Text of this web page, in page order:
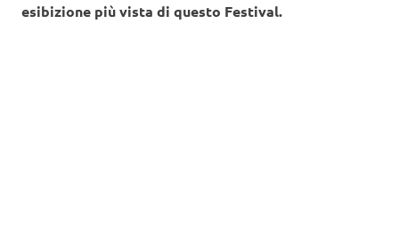
esibizione più vista di questo Festival.